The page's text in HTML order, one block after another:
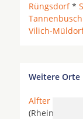
Rüngsdorf*
Tannenbusch
Vilich-
Weitere Orte
Alfter
(Rheinland) *